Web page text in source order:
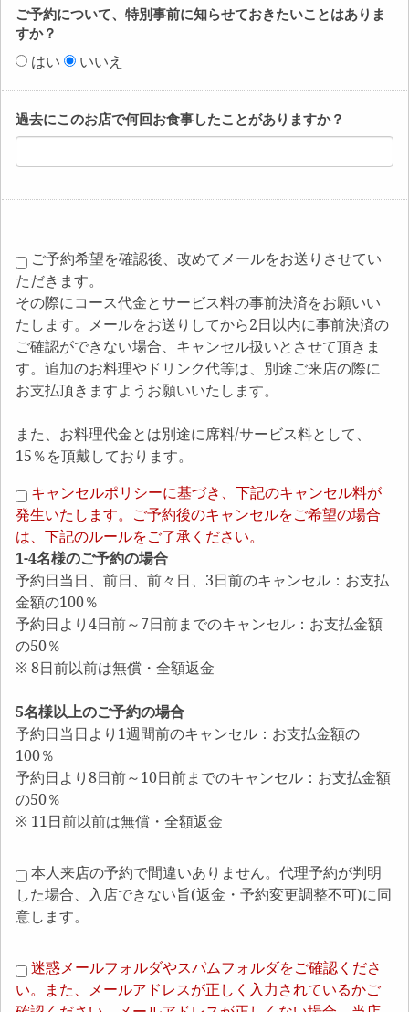
ご予約について、特別事前に知らせておきたいことはありま
すか？
はい いいえ
過去にこのお店で何回お食事したことがありますか？
ご予約希望を確認後、改めてメールをお送りさせてい
ただきます。
その際にコース代金とサービス料の事前決済をお願いい
たします。メールをお送りしてから2日以内に事前決済の
ご確認ができない場合、キャンセル扱いとさせて頂きま
す。追加のお料理やドリンク代等は、別途ご来店の際に
お支払頂きますようお願いいたします。
また、お料理代金とは別途に席料/サービス料として、
15％を頂戴しております。
キャンセルポリシーに基づき、下記のキャンセル料が
発生いたします。ご予約後のキャンセルをご希望の場合
は、下記のルールをご了承ください。
1-4名様のご予約の場合
予約日当日、前日、前々日、3日前のキャンセル：お支払
金額の100％
予約日より4日前～7日前までのキャンセル：お支払金額
の50％
※ 8日前以前は無償・全額返金
5名様以上のご予約の場合
予約日当日より1週間前のキャンセル：お支払金額の
100％
予約日より8日前～10日前までのキャンセル：お支払金額
の50％
※ 11日前以前は無償・全額返金
本人来店の予約で間違いありません。代理予約が判明
した場合、入店できない旨(返金・予約変更調整不可)に同
意します。
迷惑メールフォルダやスパムフォルダをご確認くださ
い。また、メールアドレスが正しく入力されているかご